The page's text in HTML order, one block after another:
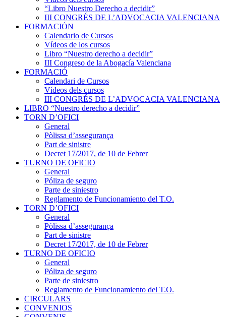
“Libro Nuestro Derecho a decidir”
III CONGRÉS DE L’ADVOCACIA VALENCIANA
FORMACIÓN
Calendario de Cursos
Vídeos de los cursos
Libro “Nuestro derecho a decidir”
III Congreso de la Abogacía Valenciana
FORMACIÓ
Calendari de Cursos
Vídeos dels cursos
III CONGRÉS DE L’ADVOCACIA VALENCIANA
LIBRO “Nuestro derecho a decidir”
TORN D’OFICI
General
Pòlissa d’assegurança
Part de sinistre
Decret 17/2017, de 10 de Febrer
TURNO DE OFICIO
General
Póliza de seguro
Parte de siniestro
Reglamento de Funcionamiento del T.O.
TORN D’OFICI
General
Pòlissa d’assegurança
Part de sinistre
Decret 17/2017, de 10 de Febrer
TURNO DE OFICIO
General
Póliza de seguro
Parte de siniestro
Reglamento de Funcionamiento del T.O.
CIRCULARS
CONVENIOS